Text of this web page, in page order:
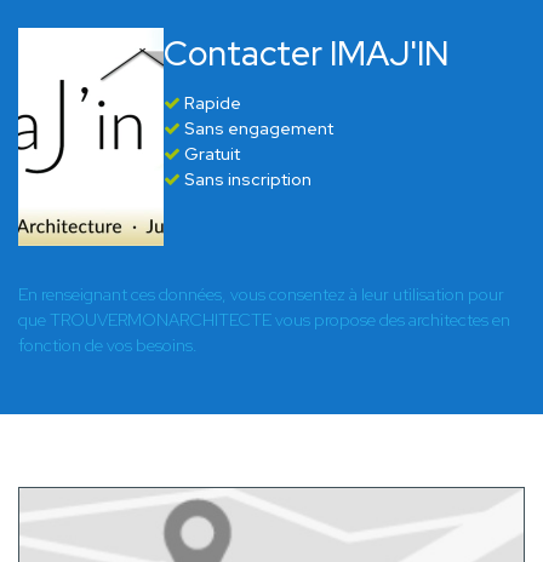
Contacter IMAJ'IN
Rapide
Sans engagement
Gratuit
Sans inscription
En renseignant ces données, vous consentez à leur utilisation pour
que TROUVERMONARCHITECTE vous propose des architectes en
fonction de vos besoins.